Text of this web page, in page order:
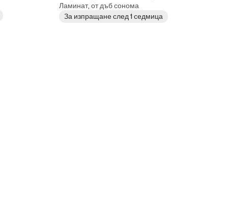
метода Монтесори, 12 рафта – Sonoma
Ламинат, от дъб сонома
За изпращане след 1 седмица